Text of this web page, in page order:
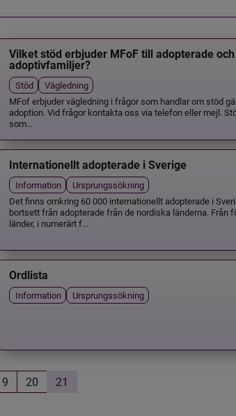
Vilket stöd erbjuder MFoF till adopterade och
adoptivfamiljer?
Stöd
Vägledning
MFof erbjuder vägledning i frågor som handlar om stöd
adoption. Vid frågor kontakta oss via telefon eller mejl.
som...
Internationellt adopterade i Sverige
Information
Ursprungssökning
Det finns omkring 60 000 internationellt adopterade i
bortsett från adopterade från de nordiska länderna. Från
länder, i numerärt f...
Ordlista
Information Ursprungssökning
20 21